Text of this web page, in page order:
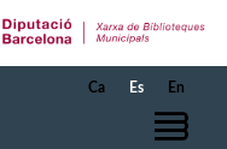
Ca Es En